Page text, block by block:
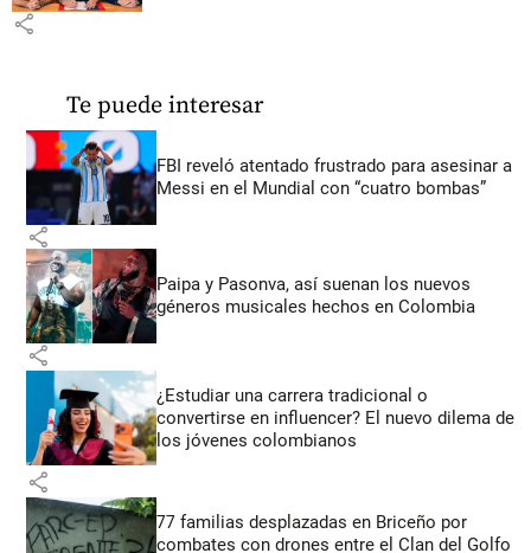
share
Te puede interesar
FBI reveló atentado frustrado para asesinar a
Messi en el Mundial con “cuatro bombas”
share
Paipa y Pasonva, así suenan los nuevos
géneros musicales hechos en Colombia
share
¿Estudiar una carrera tradicional o
convertirse en influencer? El nuevo dilema de
los jóvenes colombianos
share
77 familias desplazadas en Briceño por
combates con drones entre el Clan del Golfo